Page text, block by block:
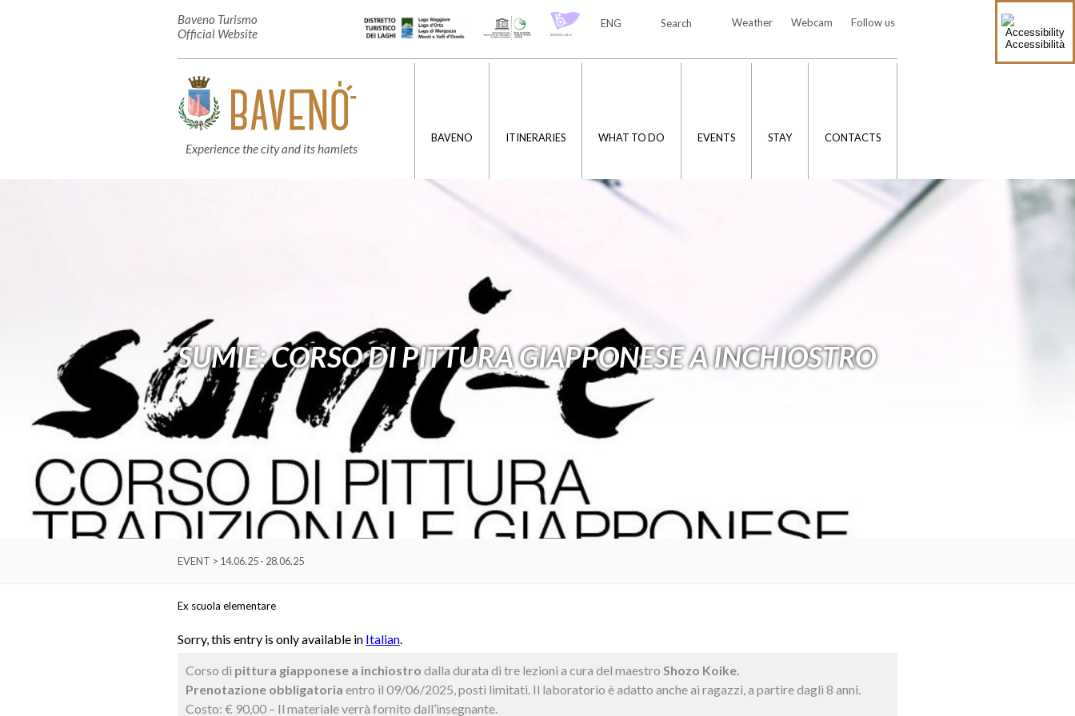
Accessibilità
Baveno Turismo
Official Website
Follow us
Webcam
Weather
Search
ENG
Experience the city and its hamlets
BAVENO ITINERARIES WHAT TO DO EVENTS STAY CONTACTS
SUMIE: CORSO DI PITTURA GIAPPONESE A INCHIOSTRO
EVENT > 14.06.25 - 28.06.25
Ex scuola elementare
Sorry, this entry is only available in Italian.
Corso di pittura giapponese a inchiostro dalla durata di tre lezioni a cura del maestro Shozo Koike.
Prenotazione obbligatoria entro il 09/06/2025, posti limitati. Il laboratorio è adatto anche ai ragazzi, a partire dagli 8 anni.
Costo: € 90,00 – Il materiale verrà fornito dall’insegnante.